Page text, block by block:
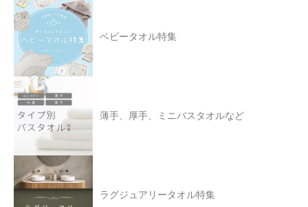
ベビータオル特集
薄手、厚手、ミニバスタオルなど
ラグジュアリータオル特集